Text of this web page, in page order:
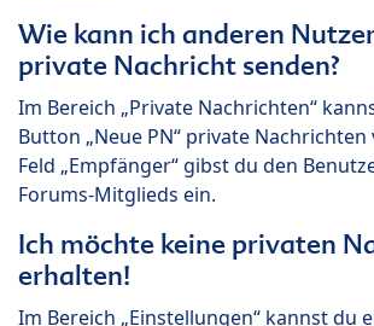
Wie kann ich anderen
private Nachricht senden?
Im Bereich „Private Nachrichten“
Button „Neue PN“ private
Feld „Empfänger“ gibst du den
Forums-Mitglieds ein.
Ich möchte keine privaten
erhalten!
Im Bereich „Einstellungen“ kannst du